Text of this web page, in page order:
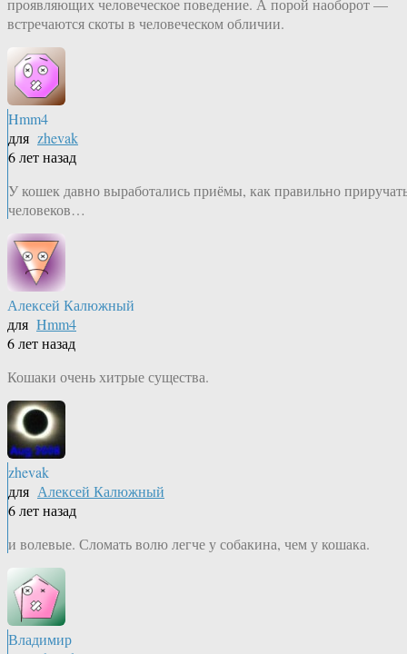
проявляющих человеческое поведение. А порой наоборот —
встречаются скоты в человеческом обличии.
Hmm4
для zhevak
6 лет назад
У кошек давно выработались приёмы, как правильно
человеков…
Алексей Калюжный
для Hmm4
6 лет назад
Кошаки очень хитрые существа.
zhevak
для Алексей Калюжный
6 лет назад
и волевые. Сломать волю легче у собакина, чем у кошака.
Владимир